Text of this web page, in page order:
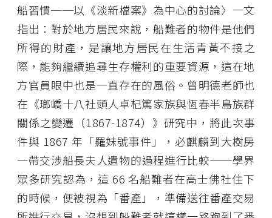
船習慣──以《淡新檔案》為中心的討論〉一文
指出：對於地方居民來說，船難者的物件是他們
所得的財產，是讓地方居民在生活青黃不接之
際，能夠繼續追尋生存權利的重要資源，這在地
方官員眼中也是一直存在的風俗。曾明德老師也
在《瑯嶠十八社頭人卓杞篤家族與恆春半島族群
關係之變遷（1867-1874）》研究中，將此次事
件與 1867 年「羅妹號事件」，必麒麟到大樹房
一帶交涉船長夫人遺物的過程進行比較──學界
眾多研究認為，這 66 名船難者在高士佛社住下
的時候，便被視為「番產」，準備送往番產交易